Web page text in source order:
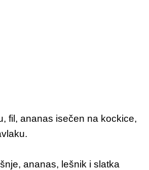
fil, ananas isečen na kockice,
ananas, lešnik i slatka